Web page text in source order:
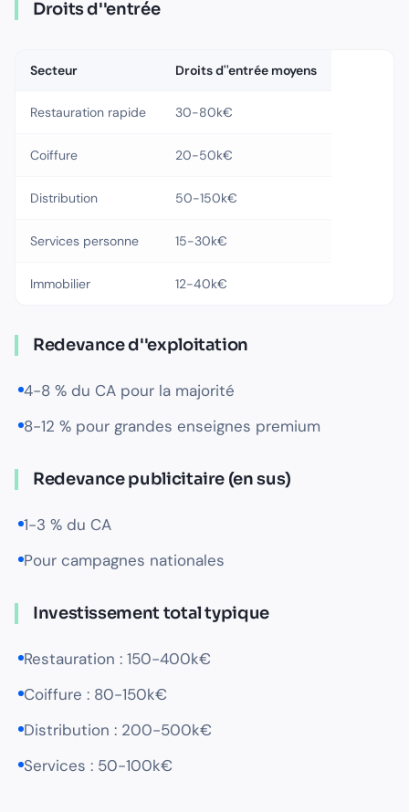
Droits d''entrée
Secteur Droits d''entrée moyens
Restauration rapide 30-80k€
Coiffure 20-50k€
Distribution 50-150k€
Services personne 15-30k€
Immobilier 12-40k€
Redevance d''exploitation
4-8 % du CA pour la majorité
8-12 % pour grandes enseignes premium
Redevance publicitaire (en sus)
1-3 % du CA
Pour campagnes nationales
Investissement total typique
Restauration : 150-400k€
Coiffure : 80-150k€
Distribution : 200-500k€
Services : 50-100k€